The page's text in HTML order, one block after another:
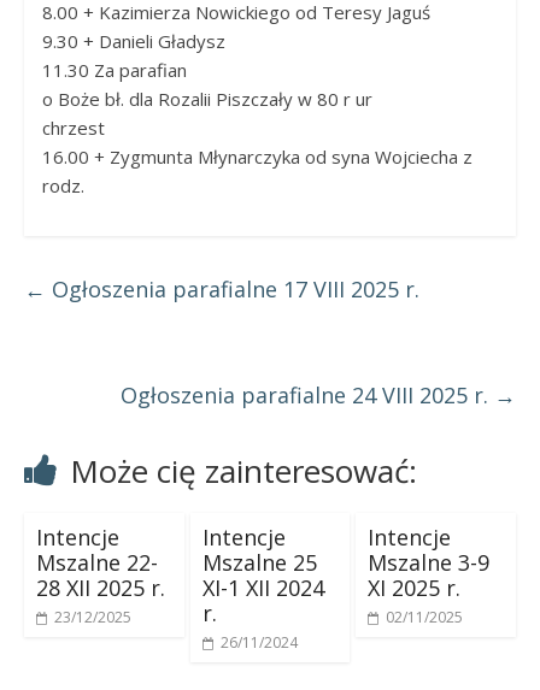
8.00 + Kazimierza Nowickiego od Teresy Jaguś
9.30 + Danieli Gładysz
11.30 Za parafian
o Boże bł. dla Rozalii Piszczały w 80 r ur
chrzest
16.00 + Zygmunta Młynarczyka od syna Wojciecha z
rodz.
← Ogłoszenia parafialne 17 VIII 2025 r.
Ogłoszenia parafialne 24 VIII 2025 r. →
Może cię zainteresować:
Intencje
Mszalne 22-
28 XII 2025 r.
23/12/2025
Intencje
Mszalne 25
XI-1 XII 2024
r.
26/11/2024
Intencje
Mszalne 3-9
XI 2025 r.
02/11/2025